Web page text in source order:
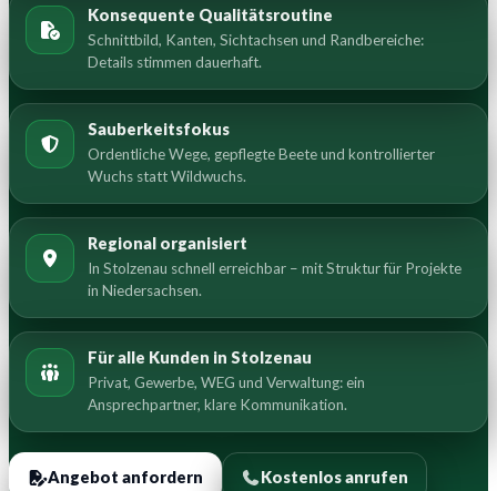
Konsequente Qualitätsroutine
Schnittbild, Kanten, Sichtachsen und Randbereiche:
Details stimmen dauerhaft.
Sauberkeitsfokus
Ordentliche Wege, gepflegte Beete und kontrollierter
Wuchs statt Wildwuchs.
Regional organisiert
In Stolzenau schnell erreichbar – mit Struktur für Projekte
in Niedersachsen.
Für alle Kunden in Stolzenau
Privat, Gewerbe, WEG und Verwaltung: ein
Ansprechpartner, klare Kommunikation.
Angebot anfordern Kostenlos anrufen